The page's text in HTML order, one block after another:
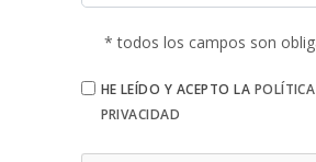
* todos los campos son
HE LEÍDO Y ACEPTO LA
PRIVACIDAD